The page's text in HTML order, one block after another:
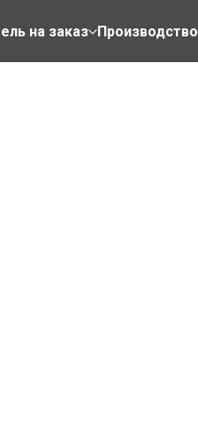
на заказ Производство